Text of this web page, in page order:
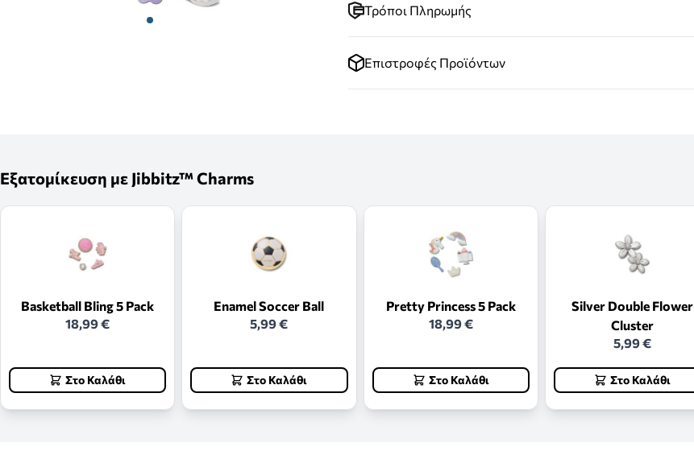
Τρόποι Πληρωμής
Επιστροφές Προϊόντων
Εξατομίκευση με Jibbitz™ Charms
Basketball Bling 5 Pack
18,99 €
Στο Καλάθι
Enamel Soccer Ball
5,99 €
Στο Καλάθι
Pretty Princess 5 Pack
18,99 €
Στο Καλάθι
Silver Double Flower
Cluster
5,99 €
Στο Καλάθι